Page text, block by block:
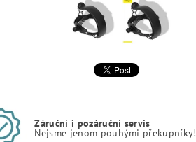
Záruční i pozáruční servis
Nejsme jenom pouhými překupníky!